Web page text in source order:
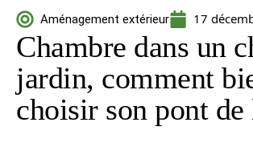
Aménagement extérieur 17
Chambre dans un
jardin, comment
choisir son pont de